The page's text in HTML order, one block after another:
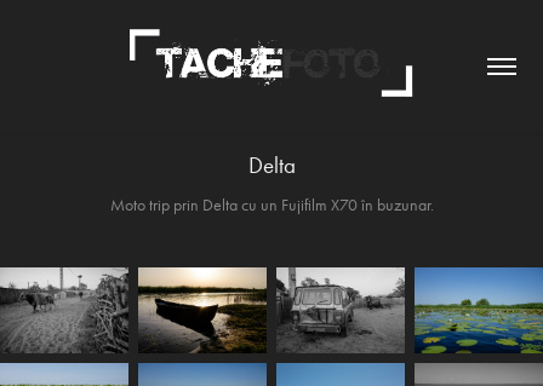
Delta
Moto trip prin Delta cu un Fujifilm X70 în buzunar.